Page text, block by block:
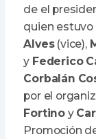
de el
quien
Alves (vice),
y Federico
Corbalán
por el
Fortino y
Promoción